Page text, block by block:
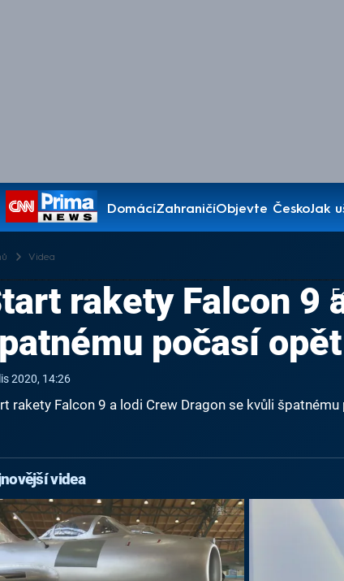
DomácíZahraničíObjevte ČeskoJak
Pořady
Videa
rakety Falcon 9
počasí
2020, 14:26
rakety Falcon 9 a lodi Crew Dragon se kvůli
videa